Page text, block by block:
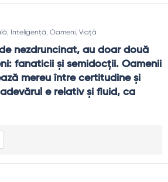
, Inteligență, Oameni, Viață
nezdruncinat, au doar două
fanaticii şi semidocţii. Oamenii
mereu între certitudine şi
e relativ şi fluid, ca